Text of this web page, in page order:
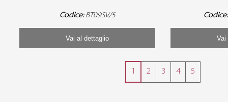
Codice: BT09SV/5
Vai al dettaglio Vai
1 2 3 4 5